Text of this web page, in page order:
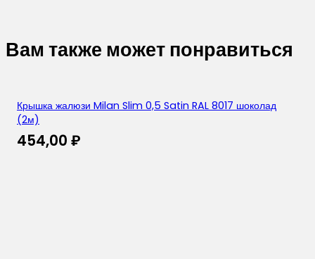
Вам также может понравиться
Крышка жалюзи Milan Slim 0,5 Satin RAL 8017 шоколад
(2м)
454,00 ₽